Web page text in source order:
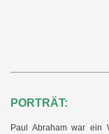
PORTRÄT:
Paul Abraham war ein